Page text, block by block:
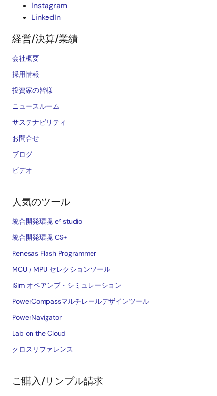
Instagram
LinkedIn
経営/決算/業績
会社概要
採用情報
投資家の皆様
ニュースルーム
サステナビリティ
お問合せ
ブログ
ビデオ
人気のツール
統合開発環境 e² studio
統合開発環境 CS+
Renesas Flash Programmer
MCU / MPU セレクションツール
iSim オペアンプ・シミュレーション
PowerCompassマルチレールデザインツール
PowerNavigator
Lab on the Cloud
クロスリファレンス
ご購入/サンプル請求